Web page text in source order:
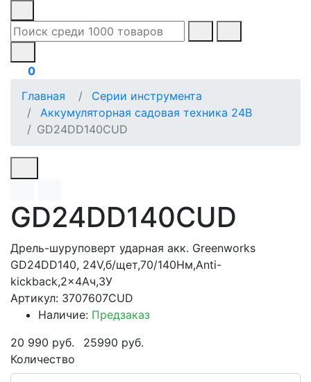
0
Главная
Серии инструмента
Аккумуляторная садовая техника 24В
GD24DD140CUD
GD24DD140CUD
Дрель-шуруповерт ударная акк. Greenworks
GD24DD140, 24V,б/щет,70/140Нм,Anti-
kickback,2x4Ач,ЗУ
Артикул: 3707607CUD
Наличие: Предзаказ
20 990 руб.
25990 руб.
Количество